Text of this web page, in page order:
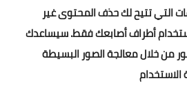
التي تتيح لك حذف المحتوى غير
أطراف أصابعك فقط. سيساعدك
من خلال معالجة الصور البسيطة